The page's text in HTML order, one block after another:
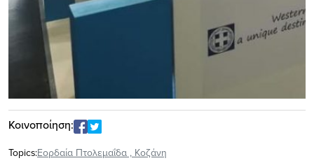
Κοινοποίηση:
Topics:Εορδαία Πτολεμαΐδα , Κοζάνη